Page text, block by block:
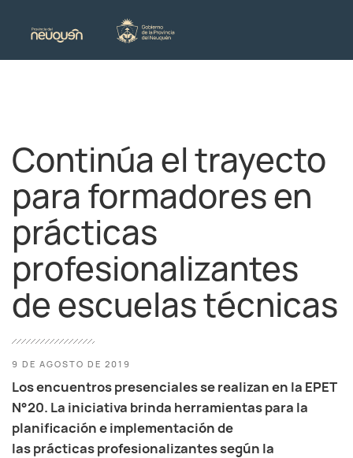
Continúa el trayecto
para formadores en
prácticas
profesionalizantes
de escuelas técnicas
9 DE AGOSTO DE 2019
Los encuentros presenciales se realizan en la EPET
N°20. La iniciativa brinda herramientas para la
planificación e implementación de
las prácticas profesionalizantes según la